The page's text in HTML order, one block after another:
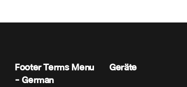
Footer Terms Menu
- German
Geräte